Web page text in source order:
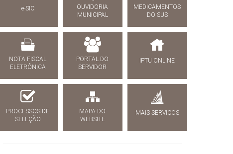
e-SIC
OUVIDORIA
MUNICIPAL
MEDICAMENTOS
DO SUS
NOTA FISCAL
ELETRÔNICA
PORTAL DO
SERVIDOR
IPTU ONLINE
PROCESSOS DE
SELEÇÃO
MAPA DO
WEBSITE
MAIS SERVIÇOS